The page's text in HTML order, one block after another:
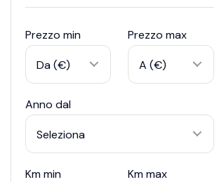
Prezzo min
Da (€)
Prezzo max
A (€)
Anno dal
Seleziona
Km min Km max